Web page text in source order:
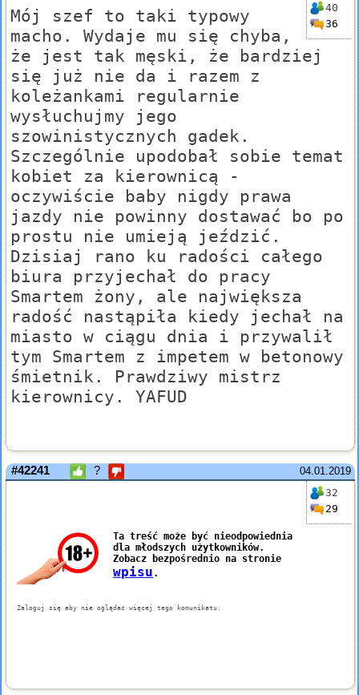
40
36
Mój szef to taki typowy
macho. Wydaje mu się chyba,
że jest tak męski, że bardziej
się już nie da i razem z
koleżankami regularnie
wysłuchujmy jego
szowinistycznych gadek.
Szczególnie upodobał sobie temat
kobiet za kierownicą -
oczywiście baby nigdy prawa
jazdy nie powinny dostawać bo po
prostu nie umieją jeździć.
Dzisiaj rano ku radości całego
biura przyjechał do pracy
Smartem żony, ale największa
radość nastąpiła kiedy jechał na
miasto w ciągu dnia i przywalił
tym Smartem z impetem w betonowy
śmietnik. Prawdziwy mistrz
kierownicy. YAFUD
04.01.2019
#42241 ?
32
29